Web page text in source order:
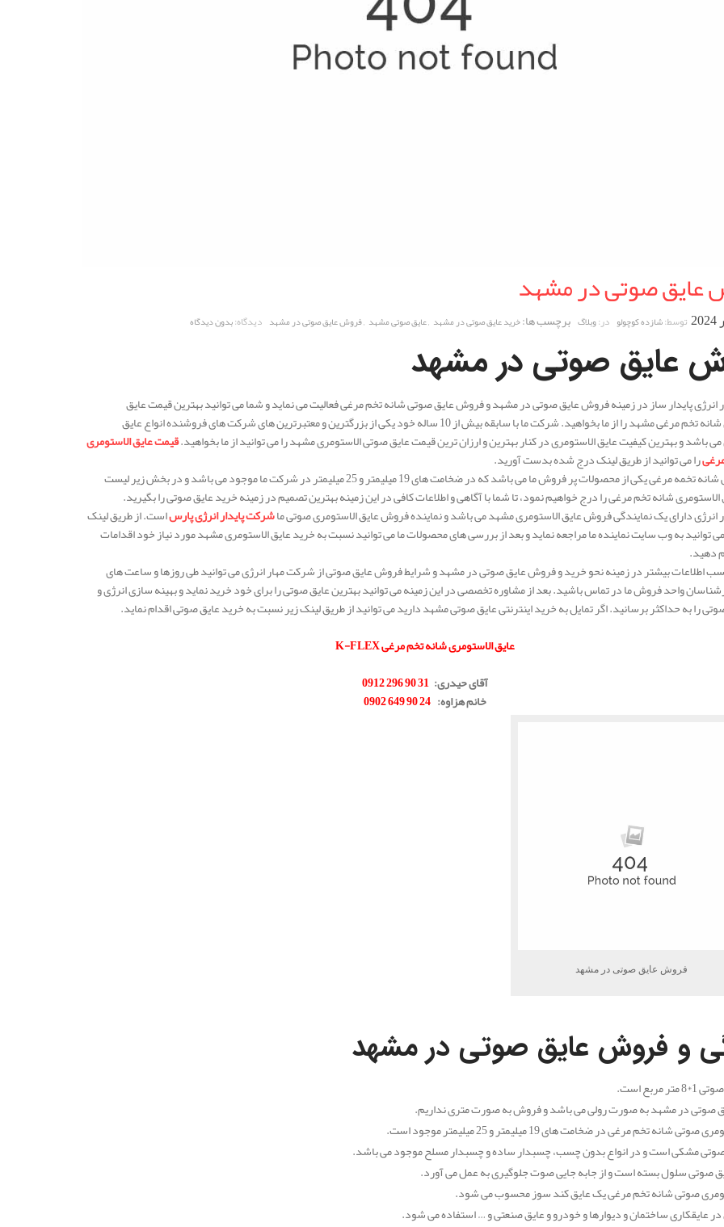
عایق صوتی در مشهد
توسط:شازده کوچولو در:وبلاگ برچسب ها:خرید عایق صوتی در مشهد ,عایق صوتی مشهد ,فروش عایق صوتی در مشهد دیدگاه:بدون دیدگاه
عایق صوتی در مشهد
پایدار ساز در زمینه فروش عایق صوتی در مشهد و فروش عایق صوتی شانه تخم مرغی فعالیت می نماید و شما می توانید بهترین قیمت عایق
الاستومری شانه تخم مرغی مشهد را از ما بخواهید. شرکت ما با سابقه بیش از 10 ساله خود یکی از بزرگترین و معتبرترین های شرکت های فروشنده انواع عایق
باشد و بهترین کیفیت عایق الاستومری در کنار بهترین و ارزان ترین قیمت عایق صوتی الاستومری مشهد را می توانید از ما بخواهید.قیمت عایق الاستومری
را می توانید از طریق لینک درج شده بدست آورید.
عایق صوتی شانه تخمه مرغی یکی از محصولات پر فروش ما می باشد که در ضخامت های 19 میلیمتر و 25 میلیمتر در شرکت ما موجود می باشد و در بخش زیر لیست
شانه تخم مرغی را درج خواهیم نمود، تا شما با آگاهی و اطلاعات کافی در این زمینه بهترین تصمیم در زمینه خرید عایق صوتی را بگیرید.
دارای یک نمایندگی فروش عایق الاستومری مشهد می باشد و نماینده فروش عایق الاستومری صوتی ماشرکت پایدار انرژی پارساست. از طریق لینک
توانید به وب سایت نماینده ما مراجعه نماید و بعد از بررسی های محصولات ما می توانید نسبت به خرید عایق الاستومری مشهد مورد نیاز خود اقدامات
دهید.
اطلاعات بیشتر در زمینه نحو خرید و فروش عایق صوتی در مشهد و شرایط فروش عایق صوتی از شرکت مهار انرژی می توانید طی روزها و ساعت های
واحد فروش ما در تماس باشید. بعد از مشاوره تخصصی در این زمینه می توانید بهترین عایق صوتی را برای خود خرید نماید و بهینه سازی انرژی و
را به حداکثر برسانید. اگر تمایل به خرید اینترنتی عایق صوتی مشهد دارید می توانید از طریق لینک زیر نسبت به خرید عایق صوتی اقدام نماید.
عایق الاستومری شانه تخم مرغیK-FLEX
آقای حیدری:
31 90 296 0912
خانم هزاوه:
24 90 649 0902
فروش عایق صوتی در مشهد
و فروش عایق صوتی در مشهد
مربع است.
صوتی در مشهد به صورت رولی می باشد و فروش به صورت متری نداریم.
شانه تخم مرغی در ضخامت های 19 میلیمتر و 25 میلیمتر موجود است.
مشکی است و در انواع بدون چسب، چسبدار ساده و چسبدار مسلح موجود می باشد.
صوتی سلول بسته است و از جابه جایی صوت جلوگیری به عمل می آورد.
صوتی شانه تخم مرغی یک عایق کند سوز محسوب می شود.
در عایقکاری ساختمان و دیوارها و خودرو و عایق صنعتی و … استفاده می شود.